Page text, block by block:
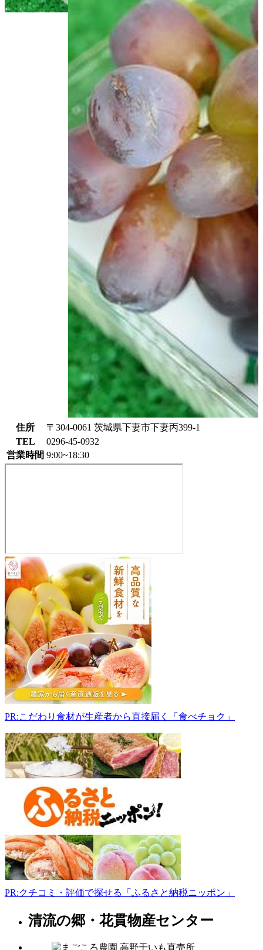
住所
〒304-0061 茨城県下妻市下妻丙399-1
TEL
0296-45-0932
営業時間 9:00~18:30
永
瀬
園
芸
ぶ
ど
う
直
売
所
304-
0061
茨
城
県
下
妻
市
下
0296-
45-
0932
9:00-
18:30
PR:こだわり食材が生産者から直接届く「食べチョク」
PR:クチコミ・評価で探せる「ふるさと納税ニッポン」
茨
清流の郷・花貫物産センター